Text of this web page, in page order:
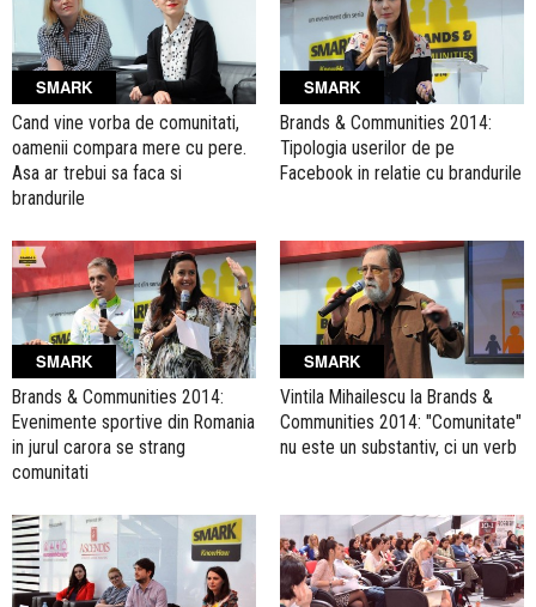
SMARK
Cand vine vorba de comunitati,
oamenii compara mere cu pere.
Asa ar trebui sa faca si
brandurile
SMARK
Brands & Communities 2014:
Tipologia userilor de pe
Facebook in relatie cu brandurile
SMARK
Brands & Communities 2014:
Evenimente sportive din Romania
in jurul carora se strang
comunitati
SMARK
Vintila Mihailescu la Brands &
Communities 2014: "Comunitate"
nu este un substantiv, ci un verb